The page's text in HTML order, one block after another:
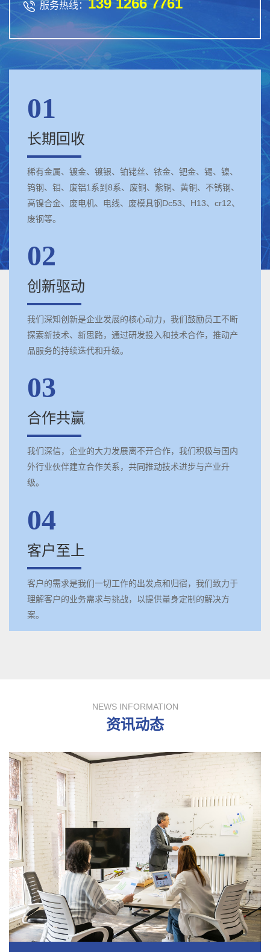
 服务热线：
01
长期回收
稀有金属、镀金、镀银、铂铑丝、铱金、钯金、锡、镍、
钨钢、钼、废铝1系到8系、废铜、紫铜、黄铜、不锈钢、
高镍合金、废电机、电线、废模具钢Dc53、H13、cr12、
废钢等。
02
创新驱动
我们深知创新是企业发展的核心动力，我们鼓励员工不断
探索新技术、新思路，通过研发投入和技术合作，推动产
品服务的持续迭代和升级。
03
合作共赢
我们深信，企业的大力发展离不开合作，我们积极与国内
外行业伙伴建立合作关系，共同推动技术进步与产业升
级。
04
客户至上
客户的需求是我们一切工作的出发点和归宿，我们致力于
理解客户的业务需求与挑战，以提供量身定制的解决方
案。
NEWS INFORMATION
资讯动态